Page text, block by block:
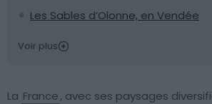
Les Sables d’Olonne, en Vendée
Voir plus
La France, avec ses paysages